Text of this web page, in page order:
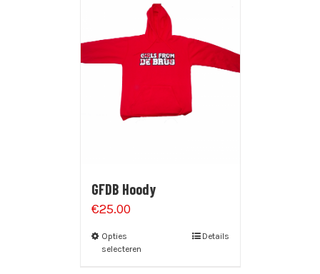
GFDB Hoody
€25.00
Opties
selecteren
Details